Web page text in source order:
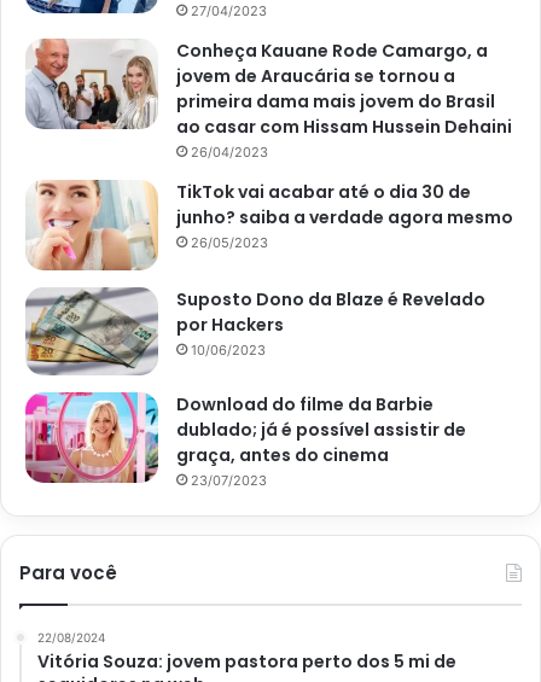
27/04/2023
Conheça Kauane Rode Camargo, a
jovem de Araucária se tornou a
primeira dama mais jovem do Brasil
ao casar com Hissam Hussein Dehaini
26/04/2023
TikTok vai acabar até o dia 30 de
junho? saiba a verdade agora mesmo
26/05/2023
Suposto Dono da Blaze é Revelado
por Hackers
10/06/2023
Download do filme da Barbie
dublado; já é possível assistir de
graça, antes do cinema
23/07/2023
Para você
22/08/2024
Vitória Souza: jovem pastora perto dos 5 mi de